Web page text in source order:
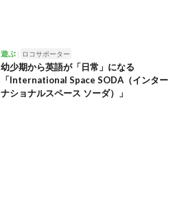
遊ぶ ロコサポーター
幼少期から英語が「日常」になる
「International Space SODA（インター
ナショナルスペース ソーダ）」